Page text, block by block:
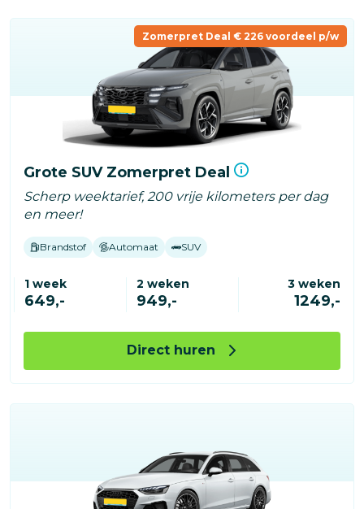
Zomerpret Deal € 226 voordeel p/w
Grote SUV Zomerpret Deal
Scherp weektarief, 200 vrije kilometers per dag
en meer!
Brandstof Automaat SUV
1 week
649,-
2 weken
949,-
3 weken
1249,-
Direct huren